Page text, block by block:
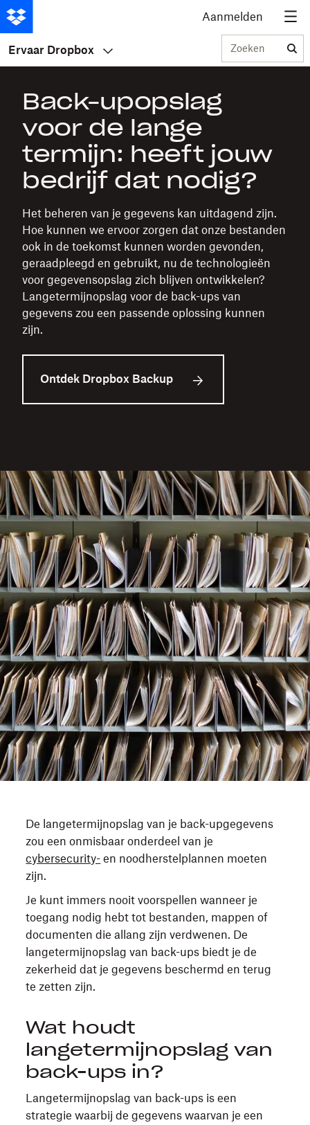
Aanmelden
Ervaar Dropbox Zoeken
Back-upopslag
voor de lange
termijn: heeft jouw
bedrijf dat nodig?
Het beheren van je gegevens kan uitdagend zijn.
Hoe kunnen we ervoor zorgen dat onze bestanden
ook in de toekomst kunnen worden gevonden,
geraadpleegd en gebruikt, nu de technologieën
voor gegevensopslag zich blijven ontwikkelen?
Langetermijnopslag voor de back-ups van
gegevens zou een passende oplossing kunnen
zijn.
Ontdek Dropbox Backup
De langetermijnopslag van je back-upgegevens
zou een onmisbaar onderdeel van je
cybersecurity- en noodherstelplannen moeten
zijn.
Je kunt immers nooit voorspellen wanneer je
toegang nodig hebt tot bestanden, mappen of
documenten die allang zijn verdwenen. De
langetermijnopslag van back-ups biedt je de
zekerheid dat je gegevens beschermd en terug
te zetten zijn.
Wat houdt
langetermijnopslag van
back-ups in?
Langetermijnopslag van back-ups is een
strategie waarbij de gegevens waarvan je een